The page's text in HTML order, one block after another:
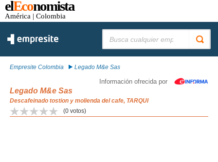
elEconomista
América | Colombia
Empresite Colombia Legado M&e Sas
Información ofrecida por
Legado M&e Sas
Descafeinado tostion y molienda del cafe, TARQUI
(0 votos)